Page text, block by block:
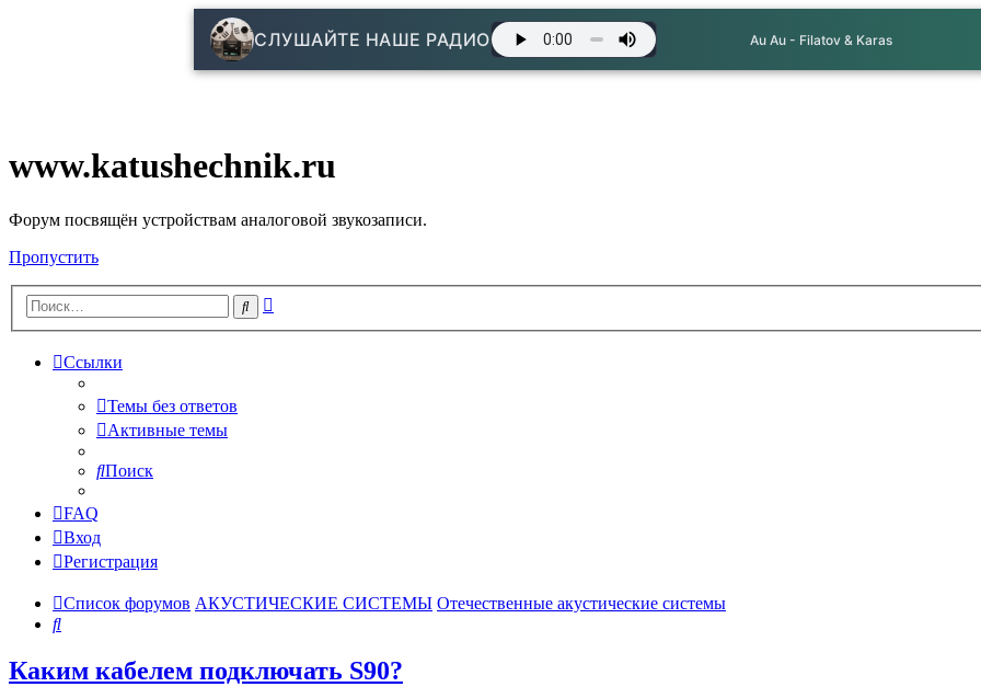
СЛУШАЙТЕ НАШЕ РАДИО Au Au - Filatov & Karas
www.katushechnik.ru
Форум посвящён устройствам аналоговой звукозаписи.
Пропустить
Поиск
Ссылки
Темы без ответов
Активные темы
Поиск
FAQ
Вход
Регистрация
Список форумов АКУСТИЧЕСКИЕ СИСТЕМЫ Отечественные акустические системы
Поиск
Каким кабелем подключать S90?